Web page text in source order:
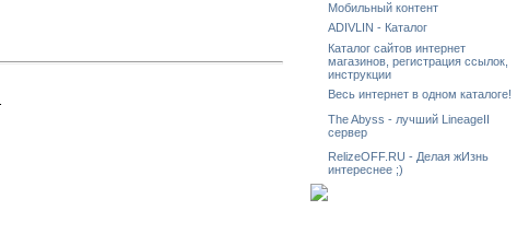
Мобильный контент
ADIVLIN - Каталог
Каталог сайтов интернет
магазинов, регистрация ссылок,
инструкции
Весь интернет в одном каталоге!
The Abyss - лучший LineageII
сервер
RelizeOFF.RU - Делая жИзнь
интереснее ;)